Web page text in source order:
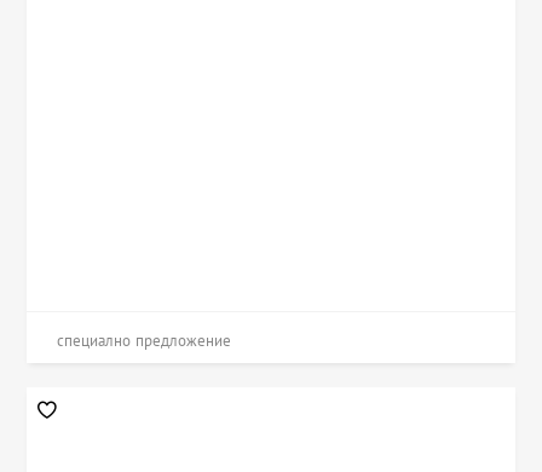
специално предложение